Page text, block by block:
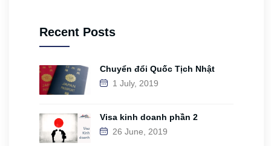
Recent Posts
Chuyển đổi Quốc Tịch Nhật
1 July, 2019
Visa kinh doanh phần 2
26 June, 2019